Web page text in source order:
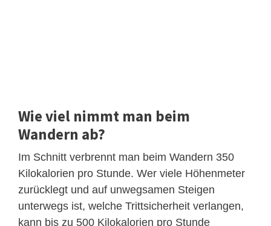
Wie viel nimmt man beim
Wandern ab?
Im Schnitt verbrennt man beim Wandern 350
Kilokalorien pro Stunde. Wer viele Höhenmeter
zurücklegt und auf unwegsamen Steigen
unterwegs ist, welche Trittsicherheit verlangen,
kann bis zu 500 Kilokalorien pro Stunde